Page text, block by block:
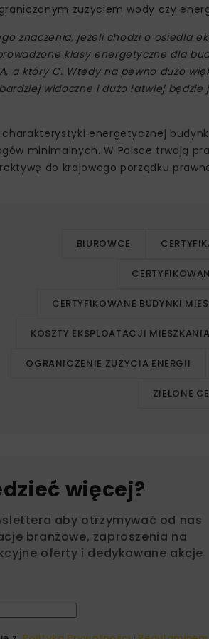
zużyciem wody czy
znaczenia, jeżeli chodzi o osiedla
klasy energetyczne dla
a który C. Wtedy na pewno dużo
widoczne i dużo łatwiej będzie
energetycznej
minimalnych. W Polsce trwają
do krajowego porządku
BIUROWCE
CERTYFIKOWANE BUDYNKI
KOSZTY EKSPLOATACJI MIESZKANIA
OGRANICZENIE ZUŻYCIA ENERGII
ZIELONE
więcej?
aby otrzymywać od nas
branżowe, zaproszenia na
oferty i dedykowane akcje